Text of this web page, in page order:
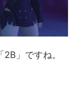
」ですね。